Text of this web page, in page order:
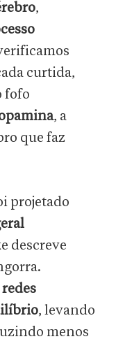
,
curtida,
fofo
, a
que faz
projetado
descreve
, levando
menos